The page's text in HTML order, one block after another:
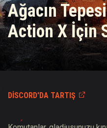
Medya
Ağacın
Action X İçin
DISCORD'DA TARTIŞ